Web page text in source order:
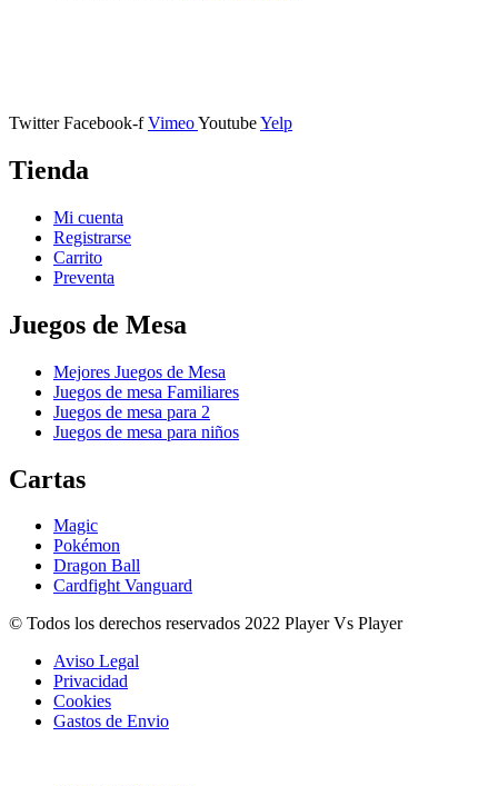
Twitter Facebook-f VimeoYoutubeYelp
Tienda
Mi cuenta
Registrarse
Carrito
Preventa
Juegos de Mesa
Mejores Juegos de Mesa
Juegos de mesa Familiares
Juegos de mesa para 2
Juegos de mesa para niños
Cartas
Magic
Pokémon
Dragon Ball
Cardfight Vanguard
© Todos los derechos reservados 2022 Player Vs Player
Aviso Legal
Privacidad
Cookies
Gastos de Envio